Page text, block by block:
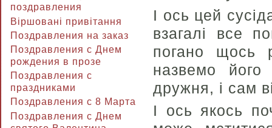
поздравления
Віршовані привітання
Поздравления на заказ
Поздравления с Днем
рождения в прозе
Поздравления с
праздниками
Поздравления с 8 Марта
Поздравления с Днем
І ось цей
взагалі все
погано щось
назвемо
дружня, і сам
І ось якось